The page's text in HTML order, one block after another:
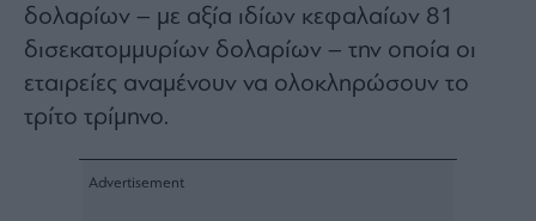
Μετοχές
Αγορές
δολαρίων – με αξία ιδίων κεφαλαίων 81
δισεκατομμυρίων δολαρίων – την οποία οι
εταιρείες αναμένουν να ολοκληρώσουν το
τρίτο τρίμηνο.